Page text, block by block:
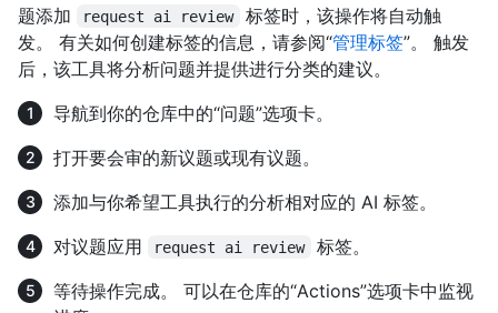
题添加
request ai review
标签时，该操作将自动触
发。 有关如何创建标签的信息，请参阅“管理标签”。 触发
后，该工具将分析问题并提供进行分类的建议。
导航到你的仓库中的“问题”选项卡。
打开要会审的新议题或现有议题。
添加与你希望工具执行的分析相对应的 AI 标签。
对议题应用
request ai review
标签。
等待操作完成。 可以在仓库的“Actions”选项卡中监视